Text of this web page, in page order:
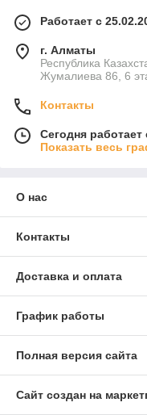
Работает с
г. Алматы
Республика
Жумалиева 86, 6
Контакты
Сегодня работает
Показать весь
О нас
Контакты
Доставка и оплата
График работы
Полная версия сайта
Сайт создан на